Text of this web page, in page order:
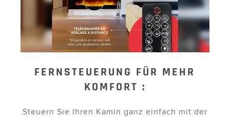
FERNSTEUERUNG FÜR MEHR
KOMFORT :
Steuern Sie Ihren Kamin ganz einfach mit der